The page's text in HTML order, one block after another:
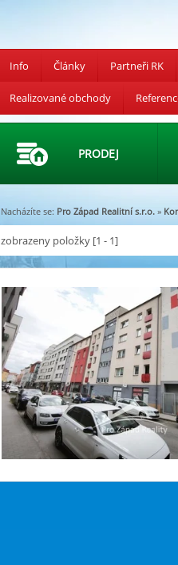
Info Články Partneři RK
Realizované obchody
PRODEJ
Nacházíte se: Pro Západ Realitní s.r.o. »
zobrazeny položky [1 - 1]